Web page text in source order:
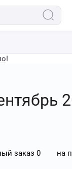
!
заказ 0 на